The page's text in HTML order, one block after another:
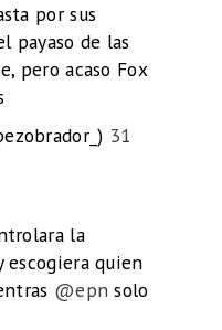
por sus
payaso de las
pero acaso Fox
31
la
escogiera quien
@epn solo